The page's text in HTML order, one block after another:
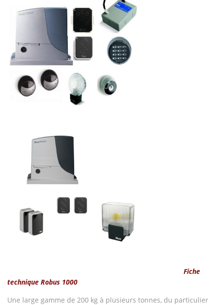
Fiche
technique Robus 1000
Une large gamme de 200 kg à plusieurs tonnes, du particulier